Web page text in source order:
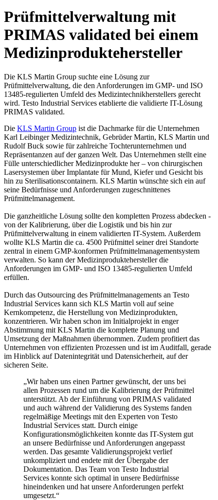
Prüfmittelverwaltung mit
PRIMAS validated bei einem
Medizinproduktehersteller
Die KLS Martin Group suchte eine Lösung zur
Prüfmittelverwaltung, die den Anforderungen im GMP- und ISO
13485-regulierten Umfeld des Medizintechnikherstellers gerecht
wird. Testo Industrial Services etablierte die validierte IT-Lösung
PRIMAS validated.
Die KLS Martin Group ist die Dachmarke für die Unternehmen
Karl Leibinger Medizintechnik, Gebrüder Martin, KLS Martin und
Rudolf Buck sowie für zahlreiche Tochterunternehmen und
Repräsentanzen auf der ganzen Welt. Das Unternehmen stellt eine
Fülle unterschiedlicher Medizinprodukte her – von chirurgischen
Lasersystemen über Implantate für Mund, Kiefer und Gesicht bis
hin zu Sterilisationscontainern. KLS Martin wünschte sich ein auf
seine Bedürfnisse und Anforderungen zugeschnittenes
Prüfmittelmanagement.
Die ganzheitliche Lösung sollte den kompletten Prozess abdecken -
von der Kalibrierung, über die Logistik und bis hin zur
Prüfmittelverwaltung in einem validierten IT-System. Außerdem
wollte KLS Martin die ca. 4500 Prüfmittel seiner drei Standorte
zentral in einem GMP-konformen Prüfmittelmanagementsystem
verwalten. So kann der Medizinproduktehersteller die
Anforderungen im GMP- und ISO 13485-regulierten Umfeld
erfüllen.
Durch das Outsourcing des Prüfmittelmanagements an Testo
Industrial Services kann sich KLS Martin voll auf seine
Kernkompetenz, die Herstellung von Medizinprodukten,
konzentrieren. Wir haben schon im Initialprojekt in enger
Abstimmung mit KLS Martin die komplette Planung und
Umsetzung der Maßnahmen übernommen. Zudem profitiert das
Unternehmen von effizienten Prozessen und ist im Auditfall, gerade
im Hinblick auf Datenintegrität und Datensicherheit, auf der
sicheren Seite.
„Wir haben uns einen Partner gewünscht, der uns bei
allen Prozessen rund um die Kalibrierung der Prüfmittel
unterstützt. Ab der Einführung von PRIMAS validated
und auch während der Validierung des Systems fanden
regelmäßige Meetings mit den Experten von Testo
Industrial Services statt. Durch einige
Konfigurationsmöglichkeiten konnte das IT-System gut
an unsere Bedürfnisse und Anforderungen angepasst
werden. Das gesamte Validierungsprojekt verlief
unkompliziert und endete mit der Übergabe der
Dokumentation. Das Team von Testo Industrial
Services konnte sich optimal in unsere Bedürfnisse
hineindenken und hat unsere Anforderungen perfekt
umgesetzt.“